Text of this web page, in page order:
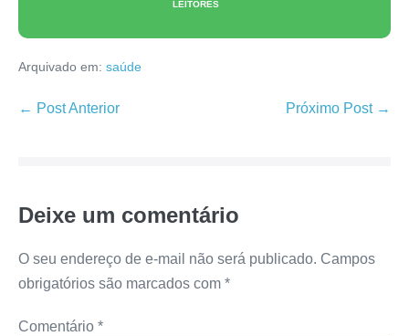
LEITORES
Arquivado em: saúde
Navegação
← Post Anterior Próximo Post →
Deixe um comentário
O seu endereço de e-mail não será publicado. Campos
obrigatórios são marcados com *
Comentário *